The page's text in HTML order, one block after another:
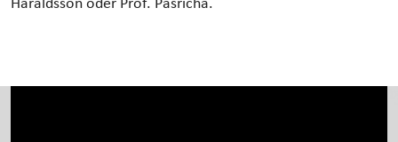
Haraldsson oder Prof. Pasricha.